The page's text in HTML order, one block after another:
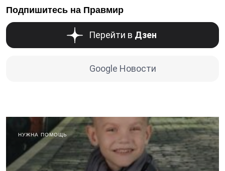
Подпишитесь на Правмир
Перейти в Дзен
Google Новости
НУЖНА ПОМОЩЬ